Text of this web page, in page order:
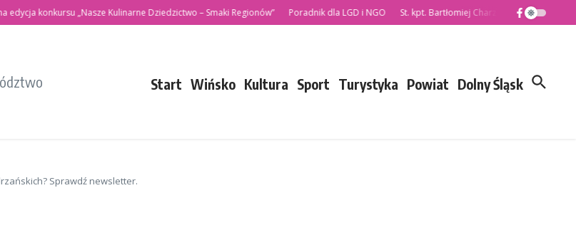
konkursu „Nasze Kulinarne Dziedzictwo – Smaki Regionów” Poradnik dla LGD i NGO St. kpt. Bartłomiej Charzewski nowym
Start Wińsko Kultura Sport Turystyka Powiat Dolny Śląsk
Sprawdź newsletter.